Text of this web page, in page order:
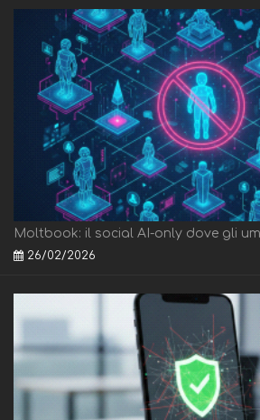
Moltbook: il social AI-only dove gli
26/02/2026